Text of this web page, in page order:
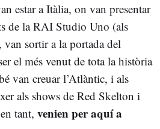
estar a Itàlia, on van presentar
de la RAI Studio Uno (als
van sortir a la portada del
el més venut de tota la història
van creuar l’Atlàntic, i als
als shows de Red Skelton i
tant, venien per aquí a